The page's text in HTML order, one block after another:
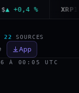
% XRP
22 SOURCES
App
À 00:05 UTC